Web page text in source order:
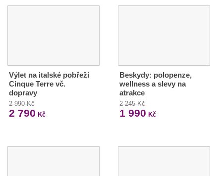
Výlet na italské pobřeží
Cinque Terre vč.
dopravy
2 990 Kč
2 790 Kč
Beskydy: polopenze,
wellness a slevy na
atrakce
2 245 Kč
1 990 Kč